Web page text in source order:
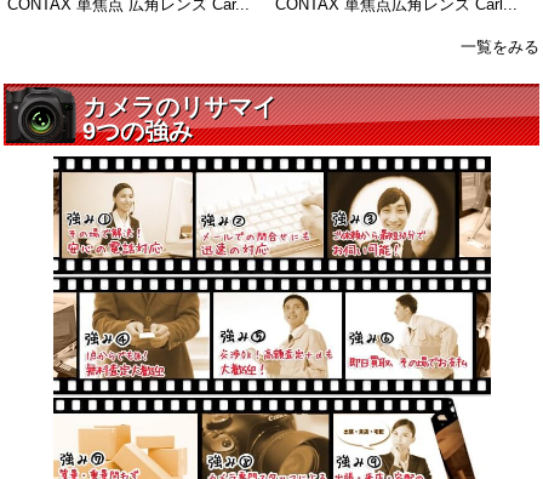
CONTAX 単焦点 広角レンズ Car... CONTAX 単焦点広角レンズ Carl...
一覧をみる